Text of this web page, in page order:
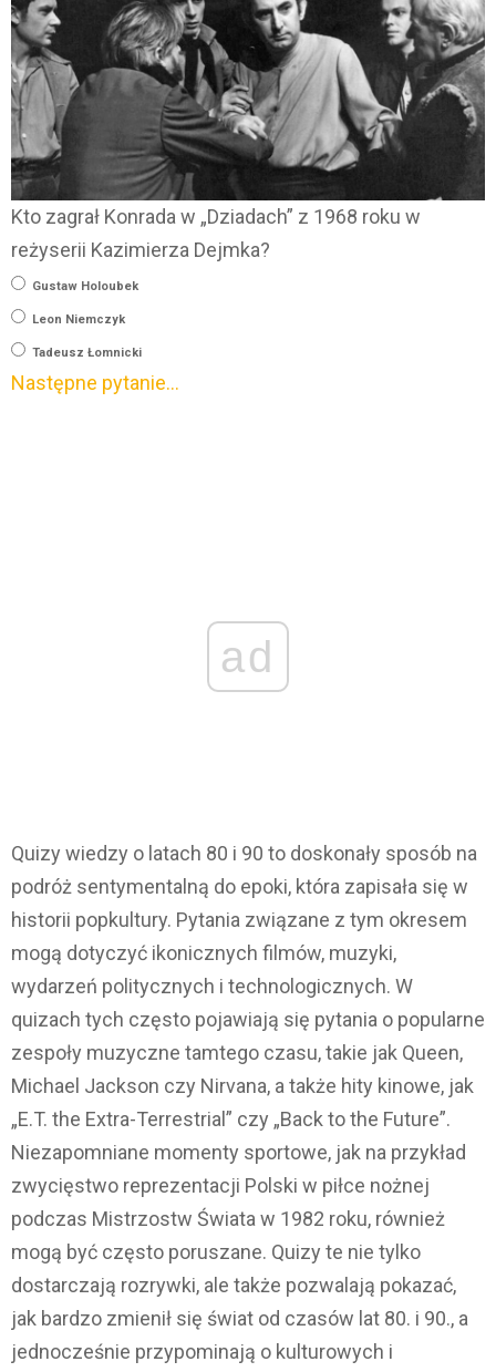
Kto zagrał Konrada w „Dziadach” z 1968 roku w
reżyserii Kazimierza Dejmka?
Gustaw Holoubek
Leon Niemczyk
Tadeusz Łomnicki
Następne pytanie…
ad
Quizy wiedzy o latach 80 i 90 to doskonały sposób na
podróż sentymentalną do epoki, która zapisała się w
historii popkultury. Pytania związane z tym okresem
mogą dotyczyć ikonicznych filmów, muzyki,
wydarzeń politycznych i technologicznych. W
quizach tych często pojawiają się pytania o popularne
zespoły muzyczne tamtego czasu, takie jak Queen,
Michael Jackson czy Nirvana, a także hity kinowe, jak
„E.T. the Extra-Terrestrial” czy „Back to the Future”.
Niezapomniane momenty sportowe, jak na przykład
zwycięstwo reprezentacji Polski w piłce nożnej
podczas Mistrzostw Świata w 1982 roku, również
mogą być często poruszane. Quizy te nie tylko
dostarczają rozrywki, ale także pozwalają pokazać,
jak bardzo zmienił się świat od czasów lat 80. i 90., a
jednocześnie przypominają o kulturowych i